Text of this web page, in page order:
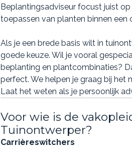
Beplantingsadviseur focust juist
toepassen van planten binnen een
Als je een brede basis wilt in
goede keuze. Wil je vooral
beplanting en plantcombinaties?
perfect. We helpen je graag bij het
Laat het weten als je persoonlijk
Voor wie is de
Tuinontwerper?
Carrièreswitchers